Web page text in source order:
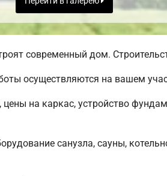
современный дом.
осуществляются на вашем
на каркас, устройство
санузла, сауны,